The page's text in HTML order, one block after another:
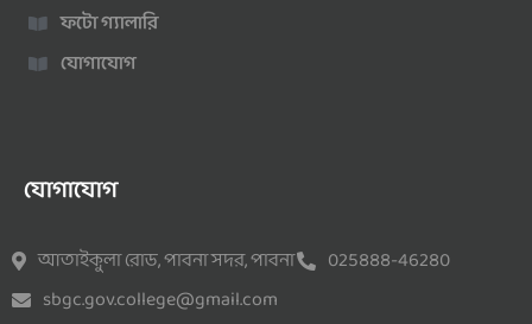
ফটো গ্যালারি
যোগাযোগ
যোগাযোগ
আতাইকুলা রোড, পাবনা সদর, পাবনা
025888-46280
sbgc.gov.college@gmail.com